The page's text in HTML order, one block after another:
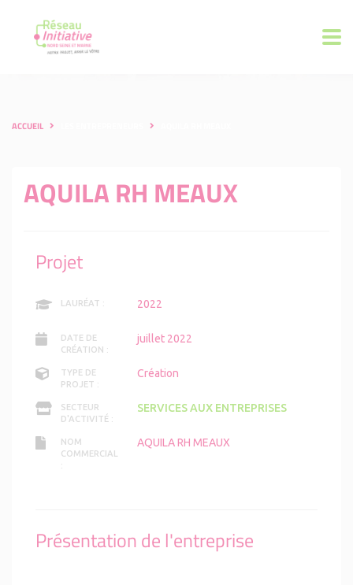
ACCUEIL
AQUILA RH MEAUX
Projet
LAURÉAT : 2022
DATE DE
CRÉATION :
juillet 2022
TYPE DE
PROJET :
Création
SECTEUR
D'ACTIVITÉ :
SERVICES AUX ENTREPRISES
NOM
COMMERCIAL
:
AQUILA RH MEAUX
Présentation de l'entreprise